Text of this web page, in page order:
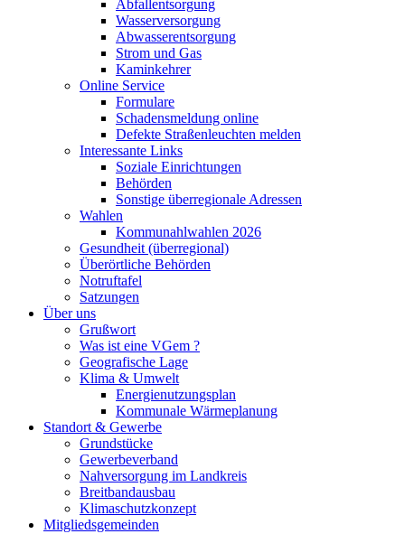
Abfallentsorgung
Wasserversorgung
Abwasserentsorgung
Strom und Gas
Kaminkehrer
Online Service
Formulare
Schadensmeldung online
Defekte Straßenleuchten melden
Interessante Links
Soziale Einrichtungen
Behörden
Sonstige überregionale Adressen
Wahlen
Kommunahlwahlen 2026
Gesundheit (überregional)
Überörtliche Behörden
Notruftafel
Satzungen
Über uns
Grußwort
Was ist eine VGem ?
Geografische Lage
Klima & Umwelt
Energienutzungsplan
Kommunale Wärmeplanung
Standort & Gewerbe
Grundstücke
Gewerbeverband
Nahversorgung im Landkreis
Breitbandausbau
Klimaschutzkonzept
Mitgliedsgemeinden